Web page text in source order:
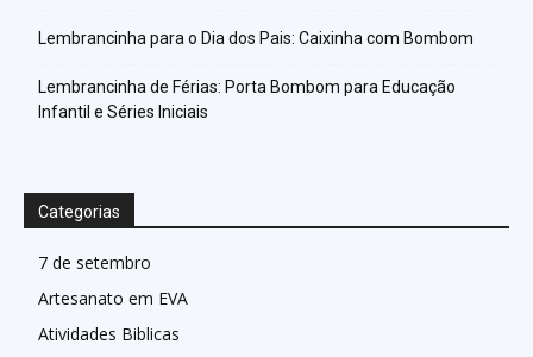
Lembrancinha para o Dia dos Pais: Caixinha com Bombom
Lembrancinha de Férias: Porta Bombom para Educação
Infantil e Séries Iniciais
Categorias
7 de setembro
Artesanato em EVA
Atividades Biblicas